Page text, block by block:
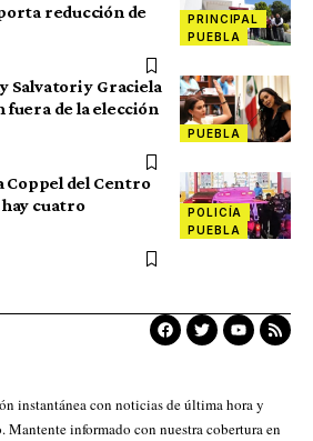
PRINCIPAL
PUEBLA
reducción de
PUEBLA
Salvatori y Graciela
fuera de la elección
POLICÍA
PUEBLA
Coppel del Centro
cuatro
instantánea con noticias de última hora y
informado con nuestra cobertura en